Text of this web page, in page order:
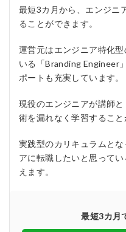
最短3カ月から、エンジニ
ることができます。
運営元はエンジニア特化
いる「Branding Engineer
ポートも充実しています。
現役のエンジニアが講師
術を漏れなく学習すること
実践型のカリキュラムと
アに転職したいと思って
えます。
最短3カ月